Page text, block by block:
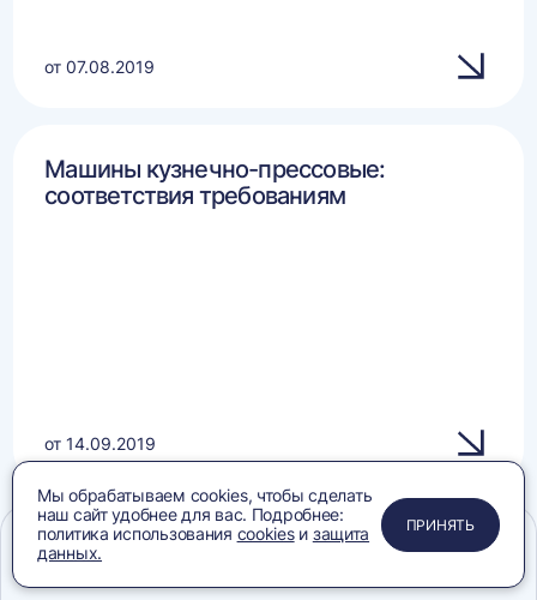
от 07.08.2019
Машины кузнечно-прессовые:
соответствия требованиям
от 14.09.2019
Оборудование:
соответствия требованиям
ПРИМЕНИТЬ
ЗАКРЫТЬ
ЗАКРЫТЬ
ЗАКРЫТЬ
Мы обрабатываем cookies, чтобы сделать
наш сайт удобнее для вас. Подробнее:
политика использования cookiesи защита
данных.
ПРИНЯТЬ